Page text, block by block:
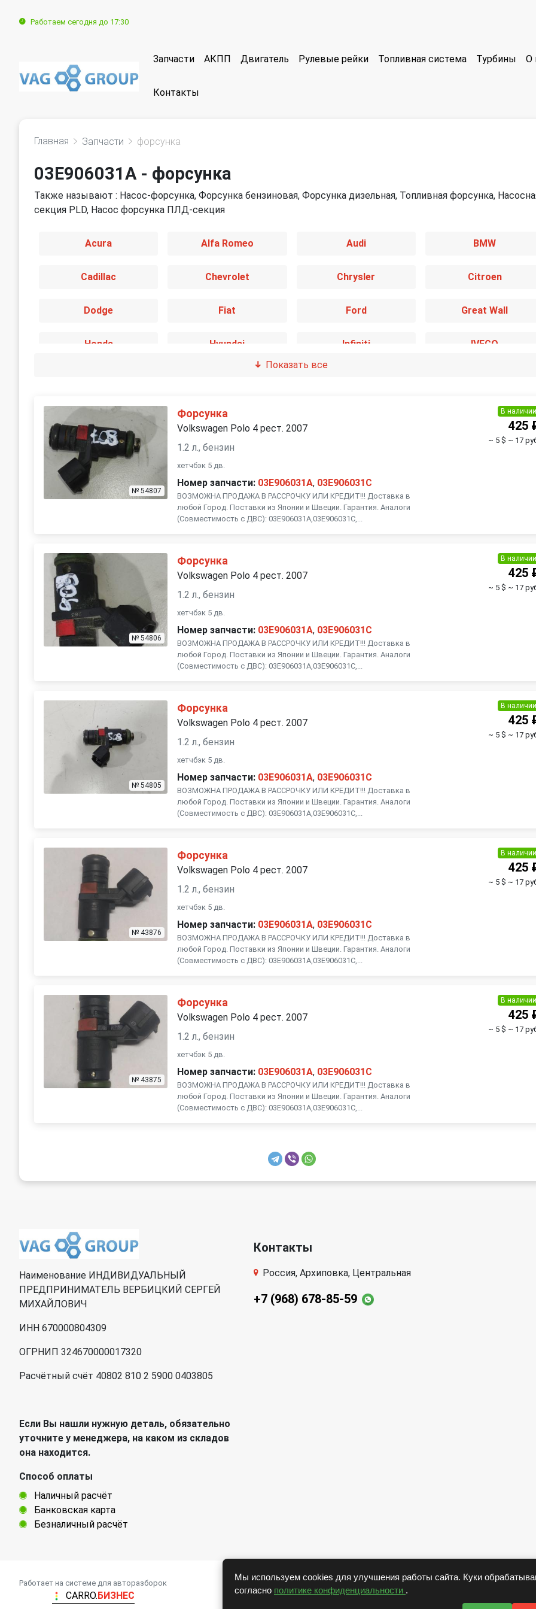
Работаем сегодня до 17:30
Запчасти АКПП Двигатель Рулевые рейки Топливная система Турбины О
Контакты
Главная Запчасти форсунка
03E906031A - форсунка
Также называют : Насос-форсунка, Форсунка бензиновая, Форсунка дизельная, Топливная форсунка,
секция PLD, Насос форсунка ПЛД-секция
Acura Alfa Romeo Audi BMW
Cadillac Chevrolet Chrysler Citroen
Dodge Fiat Ford Great Wall
Honda Hyundai Infiniti IVECO
Land Rover Lexus Mercedes-Benz
Mini Mitsubishi Opel
Peugeot Porsche Renault
Skoda Smart
Volvo
Показать все
№ 54807
Форсунка
Volkswagen Polo 4 рест. 2007
1.2 л., бензин
хетчбэк 5 дв.
Номер запчасти: 03E906031A, 03E906031C
ВОЗМОЖНА ПРОДАЖА В РАССРОЧКУ ИЛИ КРЕДИТ!!! Доставка в
любой Город. Поставки из Японии и Швеции. Гарантия. Аналоги
(Совместимость с ДВС): 03E906031A,03E906031C,...
В наличии
425
~ 5 $ ~ 17
№ 54806
Форсунка
Volkswagen Polo 4 рест. 2007
1.2 л., бензин
хетчбэк 5 дв.
Номер запчасти: 03E906031A, 03E906031C
ВОЗМОЖНА ПРОДАЖА В РАССРОЧКУ ИЛИ КРЕДИТ!!! Доставка в
любой Город. Поставки из Японии и Швеции. Гарантия. Аналоги
(Совместимость с ДВС): 03E906031A,03E906031C,...
В наличии
425
~ 5 $ ~ 17
№ 54805
Форсунка
Volkswagen Polo 4 рест. 2007
1.2 л., бензин
хетчбэк 5 дв.
Номер запчасти: 03E906031A, 03E906031C
ВОЗМОЖНА ПРОДАЖА В РАССРОЧКУ ИЛИ КРЕДИТ!!! Доставка в
любой Город. Поставки из Японии и Швеции. Гарантия. Аналоги
(Совместимость с ДВС): 03E906031A,03E906031C,...
В наличии
425
~ 5 $ ~ 17
№ 43876
Форсунка
Volkswagen Polo 4 рест. 2007
1.2 л., бензин
хетчбэк 5 дв.
Номер запчасти: 03E906031A, 03E906031C
ВОЗМОЖНА ПРОДАЖА В РАССРОЧКУ ИЛИ КРЕДИТ!!! Доставка в
любой Город. Поставки из Японии и Швеции. Гарантия. Аналоги
(Совместимость с ДВС): 03E906031A,03E906031C,...
В наличии
425
~ 5 $ ~ 17
№ 43875
Форсунка
Volkswagen Polo 4 рест. 2007
1.2 л., бензин
хетчбэк 5 дв.
Номер запчасти: 03E906031A, 03E906031C
ВОЗМОЖНА ПРОДАЖА В РАССРОЧКУ ИЛИ КРЕДИТ!!! Доставка в
любой Город. Поставки из Японии и Швеции. Гарантия. Аналоги
(Совместимость с ДВС): 03E906031A,03E906031C,...
В наличии
425
~ 5 $ ~ 17
Наименование ИНДИВИДУАЛЬНЫЙ
ПРЕДПРИНИМАТЕЛЬ ВЕРБИЦКИЙ СЕРГЕЙ
МИХАЙЛОВИЧ
ИНН 670000804309
ОГРНИП 324670000017320
Расчётный счёт 40802 810 2 5900 0403805
Если Вы нашли нужную деталь, обязательно
уточните у менеджера, на каком из складов
она находится.
Способ оплаты
Наличный расчёт
Банковская карта
Безналичный расчёт
Контакты
Россия, Архиповка, Центральная
+7 (968) 678-85-59
Работает на системе для авторазборок
CARRO.БИЗНЕС
Мы используем cookies для улучшения работы сайта. Куки
согласно политике конфиденциальности .